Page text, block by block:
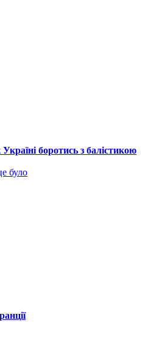
боротись з балістикою
було